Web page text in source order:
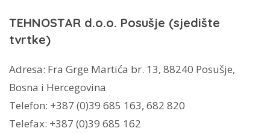
TEHNOSTAR d.o.o. Posušje (sjedište
tvrtke)
Adresa: Fra Grge Martića br. 13, 88240 Posušje,
Bosna i Hercegovina
Telefon: +387 (0)39 685 163, 682 820
Telefax: +387 (0)39 685 162